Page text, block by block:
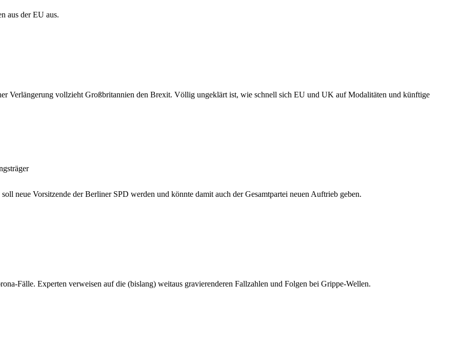
aus der EU aus.
Verlängerung vollzieht Großbritannien den Brexit. Völlig ungeklärt ist, wie schnell sich EU und UK auf Modalitäten und künftige
neue Vorsitzende der Berliner SPD werden und könnte damit auch der Gesamtpartei neuen Auftrieb geben.
Fälle. Experten verweisen auf die (bislang) weitaus gravierenderen Fallzahlen und Folgen bei Grippe-Wellen.